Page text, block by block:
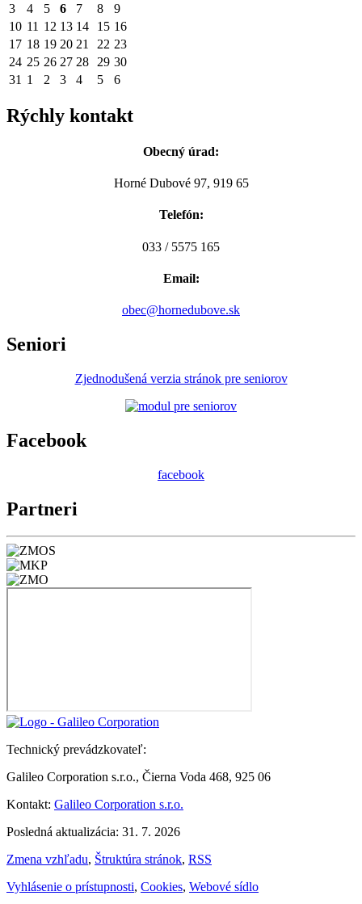
3
4 5 6 7 8
9
10 11 12 13 14 15 16
17 18 19 20 21 22 23
24 25 26 27 28 29 30
31 1 2 3 4 5 6
Rýchly kontakt
Obecný úrad:
Horné Dubové 97, 919 65
Telefón:
033 / 5575 165
Email:
obec@hornedubove.sk
Seniori
Zjednodušená verzia stránok pre seniorov
Facebook
facebook
Partneri
Technický prevádzkovateľ:
Galileo Corporation s.r.o., Čierna Voda 468, 925 06
Kontakt: Galileo Corporation s.r.o.
Posledná aktualizácia: 31. 7. 2026
Zmena vzhľadu, Štruktúra stránok, RSS
Vyhlásenie o prístupnosti, Cookies, Webové sídlo